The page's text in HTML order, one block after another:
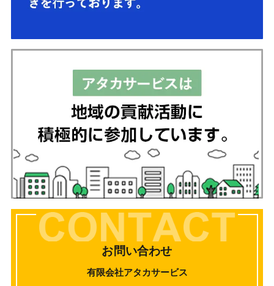
お問い合わせ
有限会社アタカサービス